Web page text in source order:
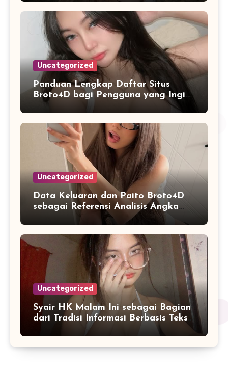
Uncategorized
Panduan Lengkap Daftar Situs
Broto4D bagi Pengguna yang Ingin
Mengenal Fitur dan Layanan
Uncategorized
Data Keluaran dan Paito Broto4D
sebagai Referensi Analisis Angka
Masa Kini
Uncategorized
Syair HK Malam Ini sebagai Bagian
dari Tradisi Informasi Berbasis Teks